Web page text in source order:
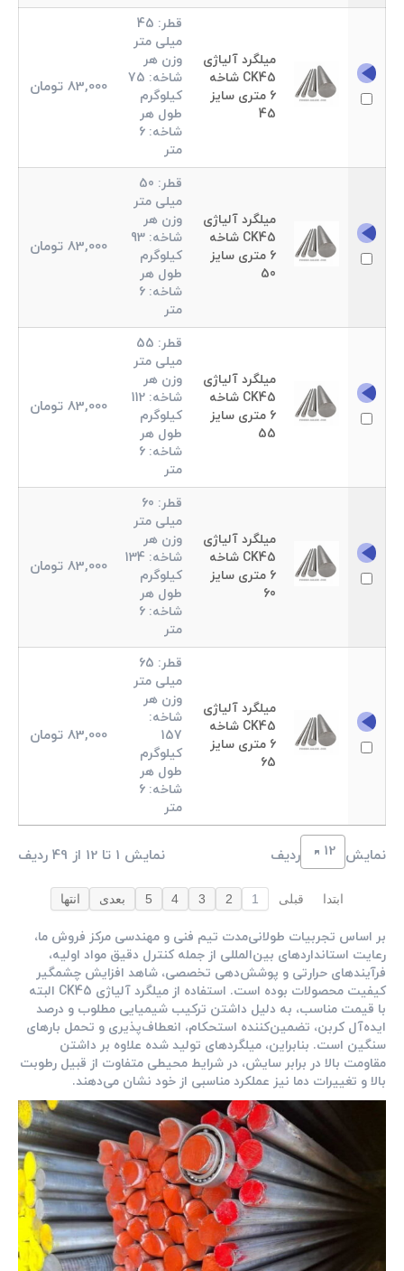
میلگرد آلیاژی
CK45 شاخه
6 متری سایز
45
قطر: 45
میلی متر
وزن هر
شاخه: 75
کیلوگرم
طول هر
شاخه: 6
متر
83,000 تومان
میلگرد آلیاژی
CK45 شاخه
6 متری سایز
50
قطر: 50
میلی متر
وزن هر
شاخه: 93
کیلوگرم
طول هر
شاخه: 6
متر
83,000 تومان
میلگرد آلیاژی
CK45 شاخه
6 متری سایز
55
قطر: 55
میلی متر
وزن هر
شاخه: 112
کیلوگرم
طول هر
شاخه: 6
متر
83,000 تومان
میلگرد آلیاژی
CK45 شاخه
6 متری سایز
60
قطر: 60
میلی متر
وزن هر
شاخه: 134
کیلوگرم
طول هر
شاخه: 6
متر
83,000 تومان
میلگرد آلیاژی
CK45 شاخه
6 متری سایز
65
قطر: 65
میلی متر
وزن هر
شاخه:
157
کیلوگرم
طول هر
شاخه: 6
متر
83,000 تومان
نمایش ردیف نمایش 1 تا 12 از 49 ردیف
ابتدا قبلی 1
2
3
4
5 بعدی انتها
بر اساس تجربیات طولانی‌مدت تیم فنی و مهندسی مرکز فروش ما،
رعایت استانداردهای بین‌المللی از جمله کنترل دقیق مواد اولیه،
فرآیندهای حرارتی و پوشش‌دهی تخصصی، شاهد افزایش چشمگیر
کیفیت محصولات بوده است. استفاده از میلگرد آلیاژی CK45 البته
با قیمت مناسب، به دلیل داشتن ترکیب شیمیایی مطلوب و درصد
ایده‌آل کربن، تضمین‌کننده استحکام، انعطاف‌پذیری و تحمل بارهای
سنگین است. بنابراین، میلگردهای تولید شده علاوه بر داشتن
مقاومت بالا در برابر سایش، در شرایط محیطی متفاوت از قبیل رطوبت
بالا و تغییرات دما نیز عملکرد مناسبی از خود نشان می‌دهند.